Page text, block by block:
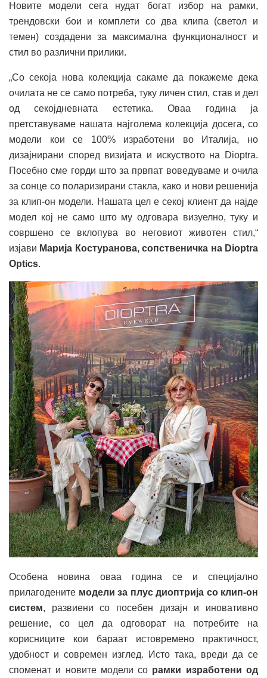
Новите модели сега нудат богат избор на рамки,
трендовски бои и комплети со два клипа (светол и
темен) создадени за максимална функционалност и
стил во различни прилики.
„Со секоја нова колекција сакаме да покажеме дека
очилата не се само потреба, туку личен стил, став и дел
од секојдневната естетика. Оваа година ја
претставуваме нашата најголема колекција досега, со
модели кои се 100% изработени во Италија, но
дизајнирани според визијата и искуството на Dioptra.
Посебно сме горди што за првпат воведуваме и очила
за сонце со поларизирани стакла, како и нови решенија
за клип-он модели. Нашата цел е секој клиент да најде
модел кој не само што му одговара визуелно, туку и
совршено се вклопува во неговиот животен стил,“
изјави Марија Костуранова, сопственичка на Dioptra
Optics.
Особена новина оваа година се и специјално
прилагодените модели за плус диоптрија со клип-он
систем, развиени со посебен дизајн и иновативно
решение, со цел да одговорат на потребите на
корисниците кои бараат истовремено практичност,
удобност и современ изглед. Исто така, вреди да се
споменат и новите модели со рамки изработени од